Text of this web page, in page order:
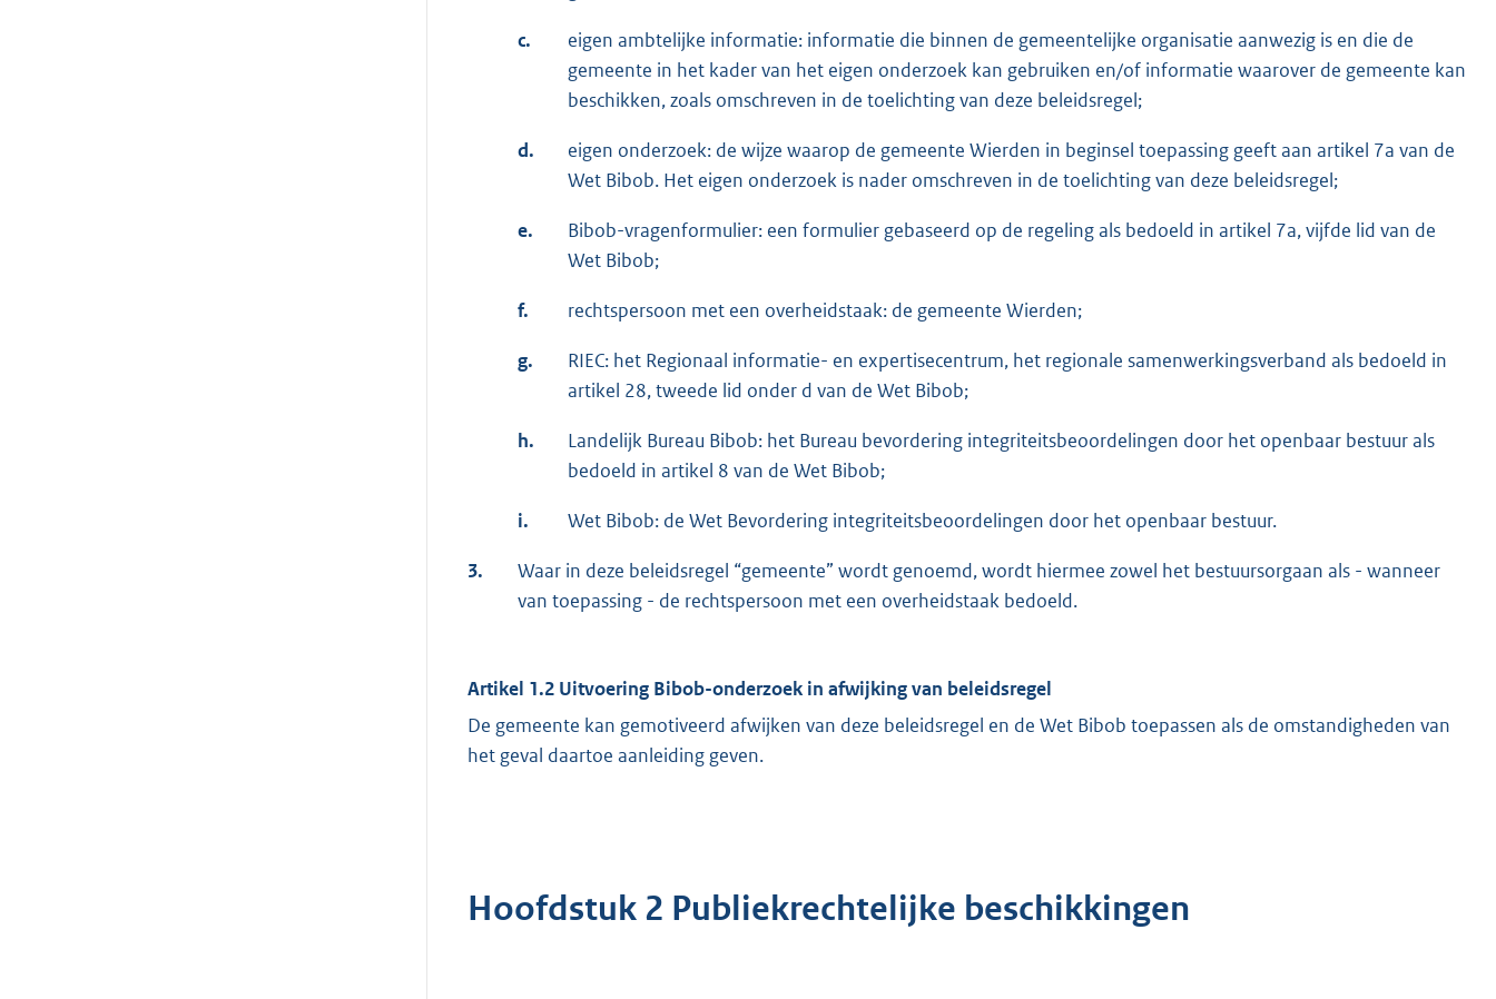
c.
eigen ambtelijke informatie: informatie die binnen de gemeentelijke organisatie aanwezig is en die de
gemeente in het kader van het eigen onderzoek kan gebruiken en/of informatie waarover de gemeente kan
beschikken, zoals omschreven in de toelichting van deze beleidsregel;
d.
eigen onderzoek: de wijze waarop de gemeente Wierden in beginsel toepassing geeft aan artikel 7a van de
Wet Bibob. Het eigen onderzoek is nader omschreven in de toelichting van deze beleidsregel;
e.
Bibob-vragenformulier: een formulier gebaseerd op de regeling als bedoeld in artikel 7a, vijfde lid van de
Wet Bibob;
f. rechtspersoon met een overheidstaak: de gemeente Wierden;
g.
RIEC: het Regionaal informatie- en expertisecentrum, het regionale samenwerkingsverband als bedoeld in
artikel 28, tweede lid onder d van de Wet Bibob;
h.
Landelijk Bureau Bibob: het Bureau bevordering integriteitsbeoordelingen door het openbaar bestuur als
bedoeld in artikel 8 van de Wet Bibob;
i. Wet Bibob: de Wet Bevordering integriteitsbeoordelingen door het openbaar bestuur.
3.
Waar in deze beleidsregel “gemeente” wordt genoemd, wordt hiermee zowel het bestuursorgaan als - wanneer
van toepassing - de rechtspersoon met een overheidstaak bedoeld.
Artikel 1.2 Uitvoering Bibob-onderzoek in afwijking van beleidsregel
De gemeente kan gemotiveerd afwijken van deze beleidsregel en de Wet Bibob toepassen als de omstandigheden van
het geval daartoe aanleiding geven.
Hoofdstuk 2 Publiekrechtelijke beschikkingen